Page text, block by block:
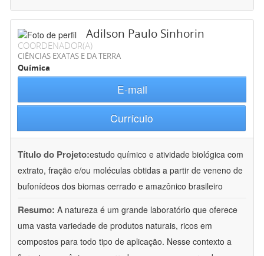
Adilson Paulo Sinhorin
COORDENADOR(A)
CIÊNCIAS EXATAS E DA TERRA
Química
E-mail
Currículo
Título do Projeto:estudo químico e atividade biológica com
extrato, fração e/ou moléculas obtidas a partir de veneno de
bufonídeos dos biomas cerrado e amazônico brasileiro
Resumo: A natureza é um grande laboratório que oferece
uma vasta variedade de produtos naturais, ricos em
compostos para todo tipo de aplicação. Nesse contexto a